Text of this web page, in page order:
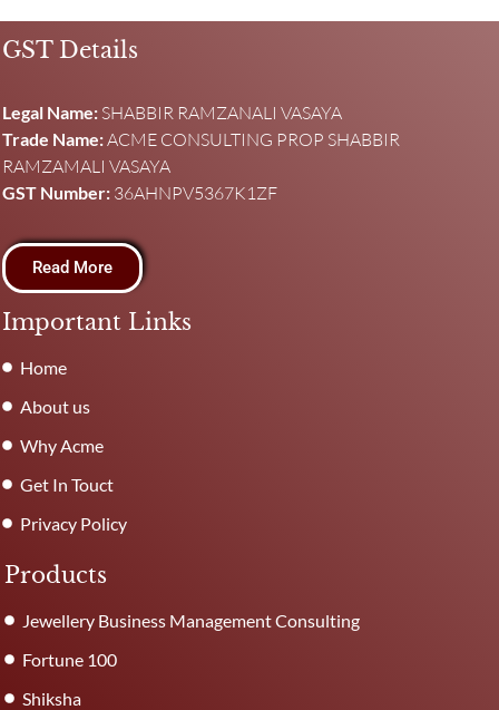
GST Details
Legal Name: SHABBIR RAMZANALI VASAYA
Trade Name:ACME CONSULTING PROP SHABBIR
RAMZAMALI VASAYA
GST Number: 36AHNPV5367K1ZF
Read More
Important Links
Home
About us
Why Acme
Get In Touct
Privacy Policy
Products
Jewellery Business Management Consulting
Fortune 100
Shiksha